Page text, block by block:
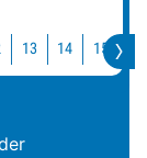
13 14 15